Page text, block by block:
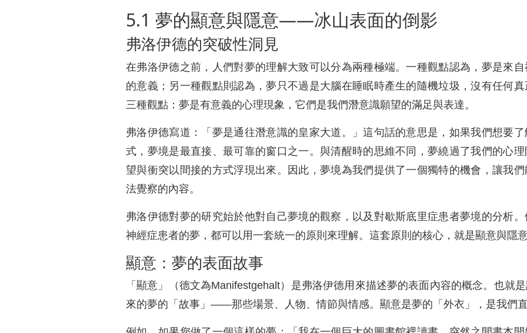
5.1 夢的顯意與隱意——冰山表面的倒影
弗洛伊德的突破性洞見
在弗洛伊德之前，人們對夢的理解大致可以分為兩種極端。一種觀點認為，夢是來
的意義；另一種觀點則認為，夢只不過是大腦在睡眠時產生的隨機垃圾，沒有任何
三種觀點：夢是有意義的心理現象，它們是我們潛意識願望的滿足與表達。
弗洛伊德寫道：「夢是通往潛意識的皇家大道。」這句話的意思是，如果我們想要
式，夢境是最直接、最可靠的窗口之一。與清醒時的思維不同，夢繞過了我們的心
望與衝突以間接的方式浮現出來。因此，夢境為我們提供了一個獨特的機會，讓我
法覺察的內容。
弗洛伊德對夢的研究始於他對自己夢境的觀察，以及對歇斯底里症患者夢境的分析
神經症患者的夢，都可以用一套統一的原則來理解。這套原則的核心，就是顯意與隱意
顯意：夢的表面故事
「顯意」（德文為Manifestgehalt）是弗洛伊德用來描述夢的表面內容的概念。也就
來的夢的「故事」——那些場景、人物、情節與情感。顯意是夢的「外衣」，是我們直